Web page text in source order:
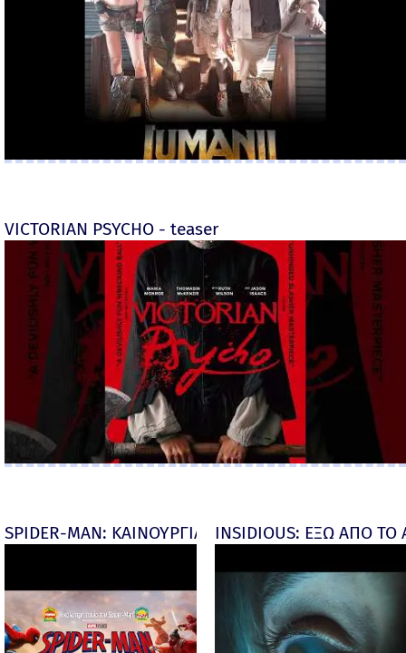
VICTORIAN PSYCHO - teaser
SPIDER-MAN: ΚΑΙΝΟΥΡΓΙΑ ΜΕΡΑ (Spider-Man:
INSIDIOUS: ΕΞΩ ΑΠΟ